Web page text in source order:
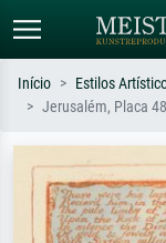
Pesquise por artista,
ex: Monet, Noite
impressionismo, onda
Início Estilos
Jerusalém, Placa